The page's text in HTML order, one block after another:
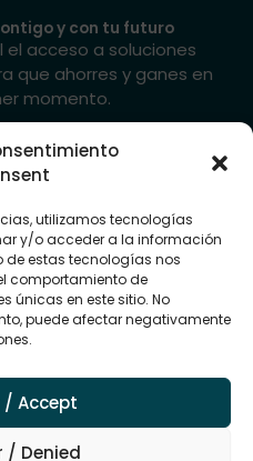
utilizamos tecnologías
y/o acceder a la información
de estas tecnologías nos
comportamiento de
únicas en este sitio. No
puede afectar negativamente
Accept
/ Denied
y con tu futuro
el acceso a soluciones
que ahorres y ganes en
momento.
legales
Aviso legal
Politica de
privacidad
Política de
e k
t